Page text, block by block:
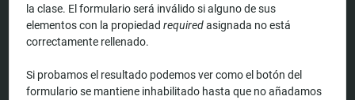
la clase. El formulario será inválido si alguno de sus
elementos con la propiedadrequiredasignada no está
correctamente rellenado.
Si probamos el resultado podemos ver como el botón del
formulario se mantiene inhabilitado hasta que no añadamos